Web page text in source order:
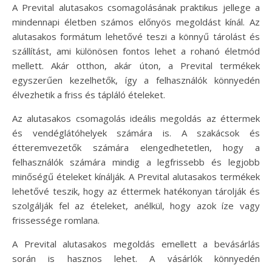
A Prevital alutasakos csomagolásának praktikus jellege a
mindennapi életben számos előnyös megoldást kínál. Az
alutasakos formátum lehetővé teszi a könnyű tárolást és
szállítást, ami különösen fontos lehet a rohanó életmód
mellett. Akár otthon, akár úton, a Prevital termékek
egyszerűen kezelhetők, így a felhasználók könnyedén
élvezhetik a friss és tápláló ételeket.
Az alutasakos csomagolás ideális megoldás az éttermek
és vendéglátóhelyek számára is. A szakácsok és
étteremvezetők számára elengedhetetlen, hogy a
felhasználók számára mindig a legfrissebb és legjobb
minőségű ételeket kínálják. A Prevital alutasakos termékek
lehetővé teszik, hogy az éttermek hatékonyan tárolják és
szolgálják fel az ételeket, anélkül, hogy azok íze vagy
frissessége romlana.
A Prevital alutasakos megoldás emellett a bevásárlás
során is hasznos lehet. A vásárlók könnyedén